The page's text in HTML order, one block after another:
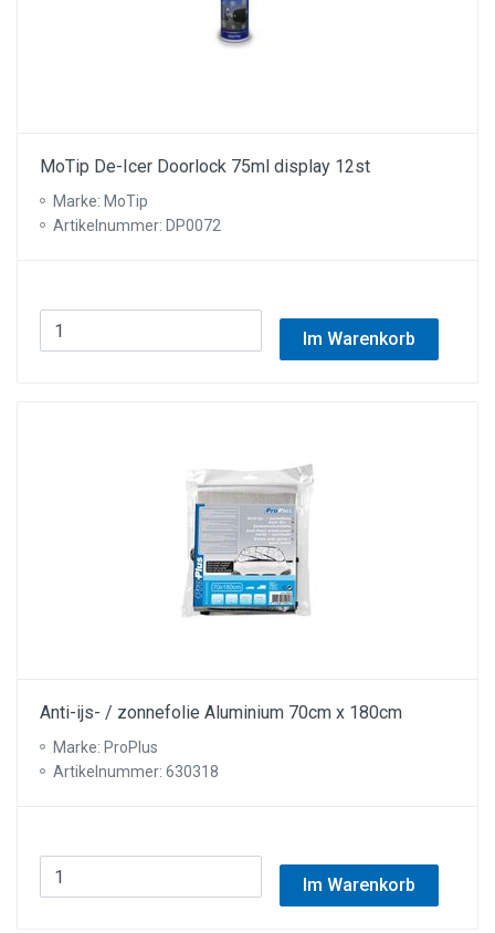
MoTip De-Icer Doorlock 75ml display 12st
Marke: MoTip
Artikelnummer: DP0072
Im Warenkorb
Anti-ijs- / zonnefolie Aluminium 70cm x 180cm
Marke: ProPlus
Artikelnummer: 630318
Im Warenkorb